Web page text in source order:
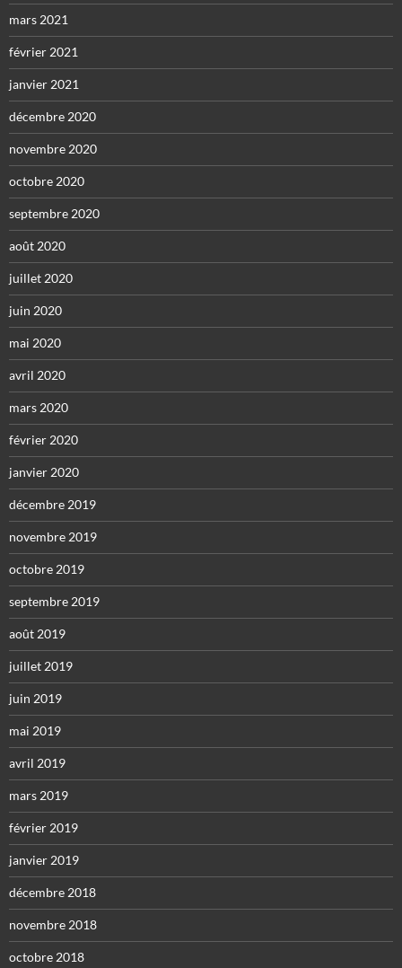
mars 2021
février 2021
janvier 2021
décembre 2020
novembre 2020
octobre 2020
septembre 2020
août 2020
juillet 2020
juin 2020
mai 2020
avril 2020
mars 2020
février 2020
janvier 2020
décembre 2019
novembre 2019
octobre 2019
septembre 2019
août 2019
juillet 2019
juin 2019
mai 2019
avril 2019
mars 2019
février 2019
janvier 2019
décembre 2018
novembre 2018
octobre 2018